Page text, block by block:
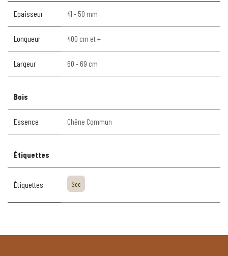
Epaisseur 41 - 50 mm
Longueur 400 cm et +
Largeur 60 - 69 cm
Bois
Essence Chêne Commun
Étiquettes
Étiquettes Sec